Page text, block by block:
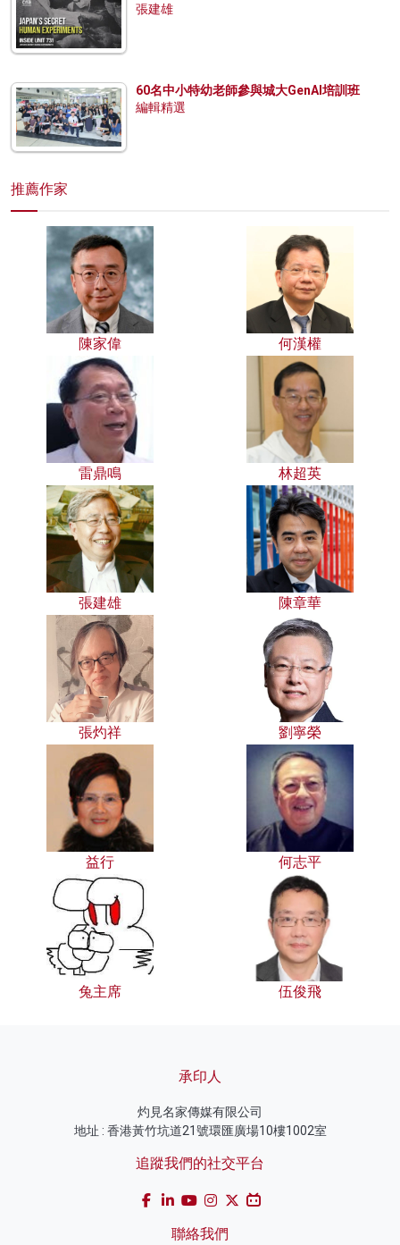
張建雄
60名中小特幼老師參與城大GenAI培訓班
編輯精選
推薦作家
陳家偉 何漢權
雷鼎鳴 林超英
張建雄 陳章華
張灼祥 劉寧榮
益行 何志平
兔主席 伍俊飛
承印人
灼見名家傳媒有限公司
地址 : 香港黃竹坑道21號環匯廣場10樓1002室
追蹤我們的社交平台
聯絡我們